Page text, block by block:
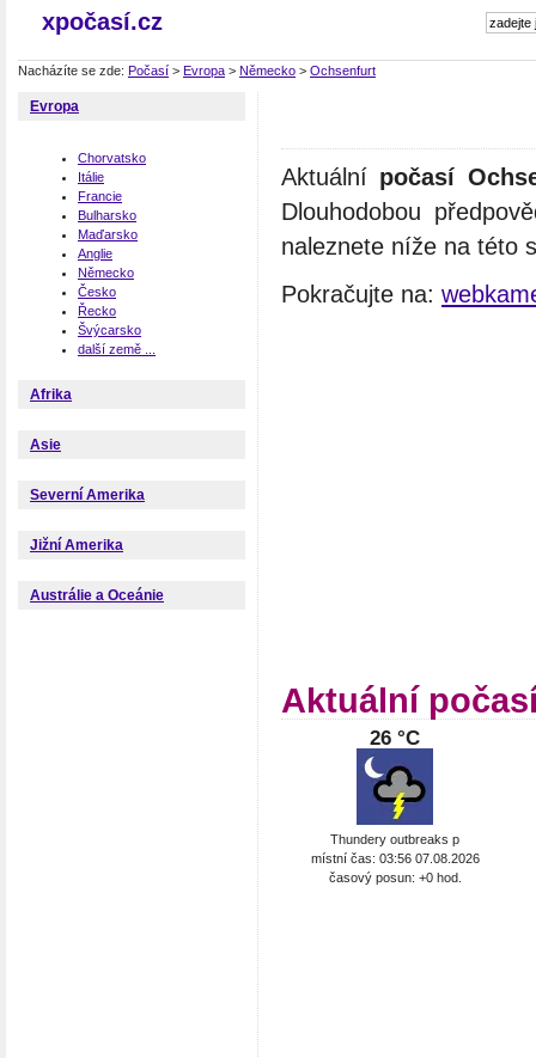
xpočasí.cz
Nacházíte se zde: Počasí > Evropa > Německo > Ochsenfurt
Evropa
Chorvatsko
Itálie
Francie
Bulharsko
Maďarsko
Anglie
Německo
Česko
Řecko
Švýcarsko
další země ...
Afrika
Asie
Severní Amerika
Jižní Amerika
Austrálie a Oceánie
Aktuální počasí
Dlouhodobou
naleznete níže na této
Pokračujte na:
Aktuální
26 °C
Thundery outbreaks p
místní čas: 03:56 07.08.2026
časový posun: +0 hod.